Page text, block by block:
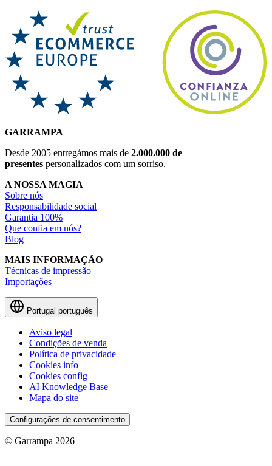
GARRAMPA
Desde 2005 entregámos mais de 2.000.000 de
presentes personalizados com um sorriso.
A NOSSA MAGIA
Sobre nós
Responsabilidade social
Garantia 100%
Que confia em nós?
Blog
MAIS INFORMAÇÃO
Técnicas de impressão
Importações
Portugal português
Aviso legal
Condições de venda
Política de privacidade
Cookies info
Cookies config
AI Knowledge Base
Mapa do site
Configurações de consentimento
© Garrampa 2026